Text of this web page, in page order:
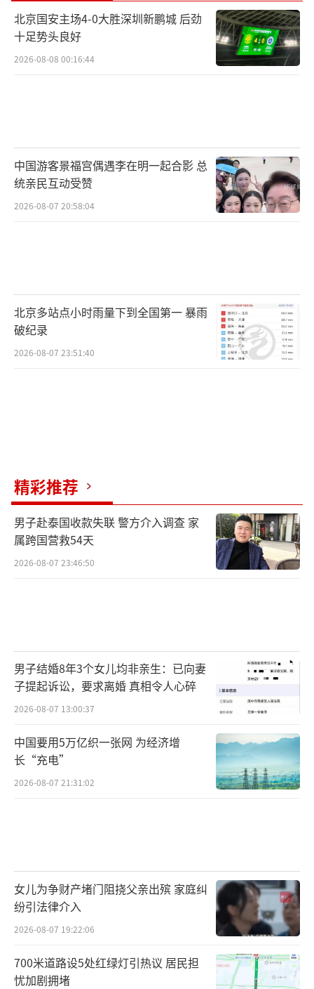
北京国安主场4-0大胜深圳新鹏城 后劲
十足势头良好
2026-08-08 00:16:44
中国游客景福宫偶遇李在明一起合影 总
统亲民互动受赞
2026-08-07 20:58:04
北京多站点小时雨量下到全国第一 暴雨
破纪录
2026-08-07 23:51:40
精彩推荐
男子赴泰国收款失联 警方介入调查 家
属跨国营救54天
2026-08-07 23:46:50
男子结婚8年3个女儿均非亲生：已向妻
子提起诉讼，要求离婚 真相令人心碎
2026-08-07 13:00:37
中国要用5万亿织一张网 为经济增
长“充电”
2026-08-07 21:31:02
女儿为争财产堵门阻挠父亲出殡 家庭纠
纷引法律介入
2026-08-07 19:22:06
700米道路设5处红绿灯引热议 居民担
忧加剧拥堵